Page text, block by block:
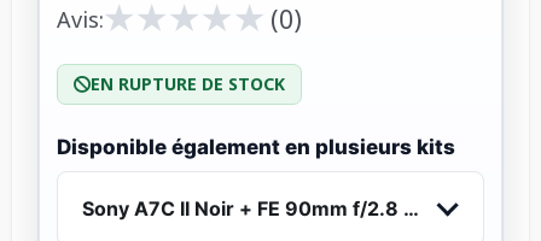
Avis:★
★★
★★
★★
★★
★ (0)
EN RUPTURE DE STOCK
Disponible également en plusieurs kits
Sony A7C II Noir + FE 90mm f/2.8 Macro G OSS